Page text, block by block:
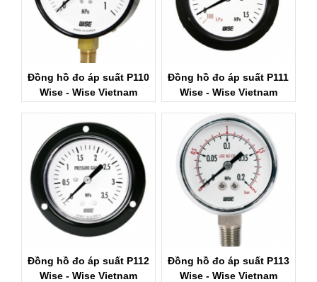
Đồng hồ đo áp suất P110
Wise - Wise Vietnam
Đồng hồ đo áp suất P111
Wise - Wise Vietnam
Đồng hồ đo áp suất P112
Wise - Wise Vietnam
Đồng hồ đo áp suất P113
Wise - Wise Vietnam